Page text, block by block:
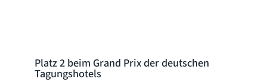
Platz 2 beim Grand Prix der deutschen
Tagungshotels